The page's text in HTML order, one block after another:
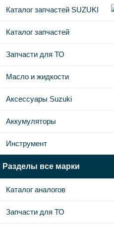
Каталог запчастей SUZUKI
Каталог запчастей
Запчасти для ТО
Масло и жидкости
Аксессуары Suzuki
Аккумуляторы
Инструмент
Разделы все марки
Каталог аналогов
Запчасти для ТО